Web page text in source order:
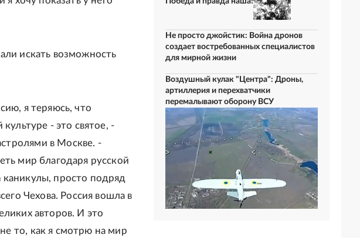
искать возможность
я теряюсь, что
- это святое, -
в Москве. -
мир благодаря русской
просто подряд
Чехова. Россия вошла в
авторов. И это
то, как я смотрю на мир
Не просто джойстик: Война дронов
создает востребованных специалистов
для мирной жизни
Воздушный кулак "Центра": Дроны,
артиллерия и перехватчики
перемалывают оборону ВСУ